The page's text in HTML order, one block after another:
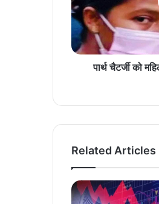
पार्थ चैटर्जी को
Related Articles